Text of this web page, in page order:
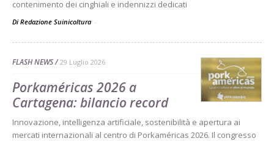
contenimento dei cinghiali e indennizzi dedicati
Di Redazione Suinicoltura -
FLASH NEWS 29 Luglio 2026
Porkaméricas 2026 a
Cartagena: bilancio record
Innovazione, intelligenza artificiale, sostenibilità e apertura ai
mercati internazionali al centro di Porkaméricas 2026. Il congresso